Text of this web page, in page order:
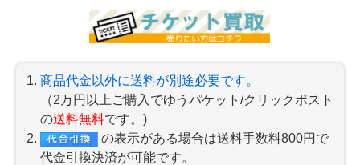
商品代金以外に送料が別途必要です。
（2万円以上ご購入でゆうパケット/クリックポスト
の送料無料です。)
の表示がある場合は送料手数料800円で
代金引換決済が可能です。